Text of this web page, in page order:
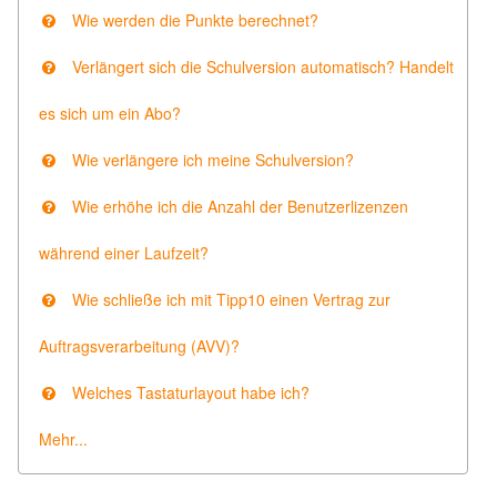
Wie werden die Punkte berechnet?
Verlängert sich die Schulversion automatisch? Handelt
es sich um ein Abo?
Wie verlängere ich meine Schulversion?
Wie erhöhe ich die Anzahl der Benutzerlizenzen
während einer Laufzeit?
Wie schließe ich mit Tipp10 einen Vertrag zur
Auftragsverarbeitung (AVV)?
Welches Tastaturlayout habe ich?
Mehr...